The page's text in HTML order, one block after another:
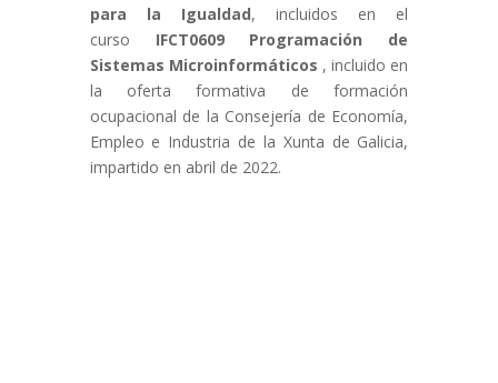
para la Igualdad, incluidos en el
curso IFCT0609 Programación de
Sistemas Microinformáticos , incluido en
la oferta formativa de formación
ocupacional de la Consejería de Economía,
Empleo e Industria de la Xunta de Galicia,
impartido en abril de 2022.